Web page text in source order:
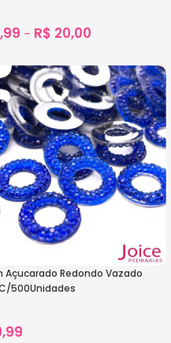
– R$ 20,00
Açucarado Redondo Vazado
500Unidades